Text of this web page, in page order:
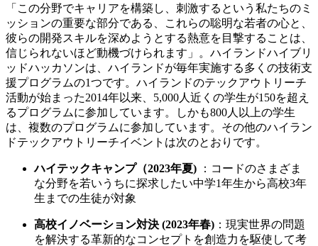
「この分野でキャリアを構築し、刺激するという私たちのミ
ッションの重要な部分である、これらの聡明な若者の心と、
彼らの開発スキルを深めようとする熱意を目撃することは、
信じられないほど動機づけられます」。ハイランドハイブリ
ッドハッカソンは、ハイランドが毎年実施する多くの技術支
援プログラムの1つです。ハイランドのテックアウトリーチ
活動が始まった2014年以来、5,000人近くの学生が150を超え
るプログラムに参加しています。しかも800人以上の学生
は、複数のプログラムに参加しています。その他のハイラン
ドテックアウトリーチイベントは次のとおりです。
ハイテックキャンプ（2023年夏) ：コードのさまざま
な分野を若いうちに探求したい中学1年生から高校3年
生までの生徒が対象
高校イノベーション対決 (2023年春) ：現実世界の問題
を解決する革新的なコンセプトを創造力を駆使して考